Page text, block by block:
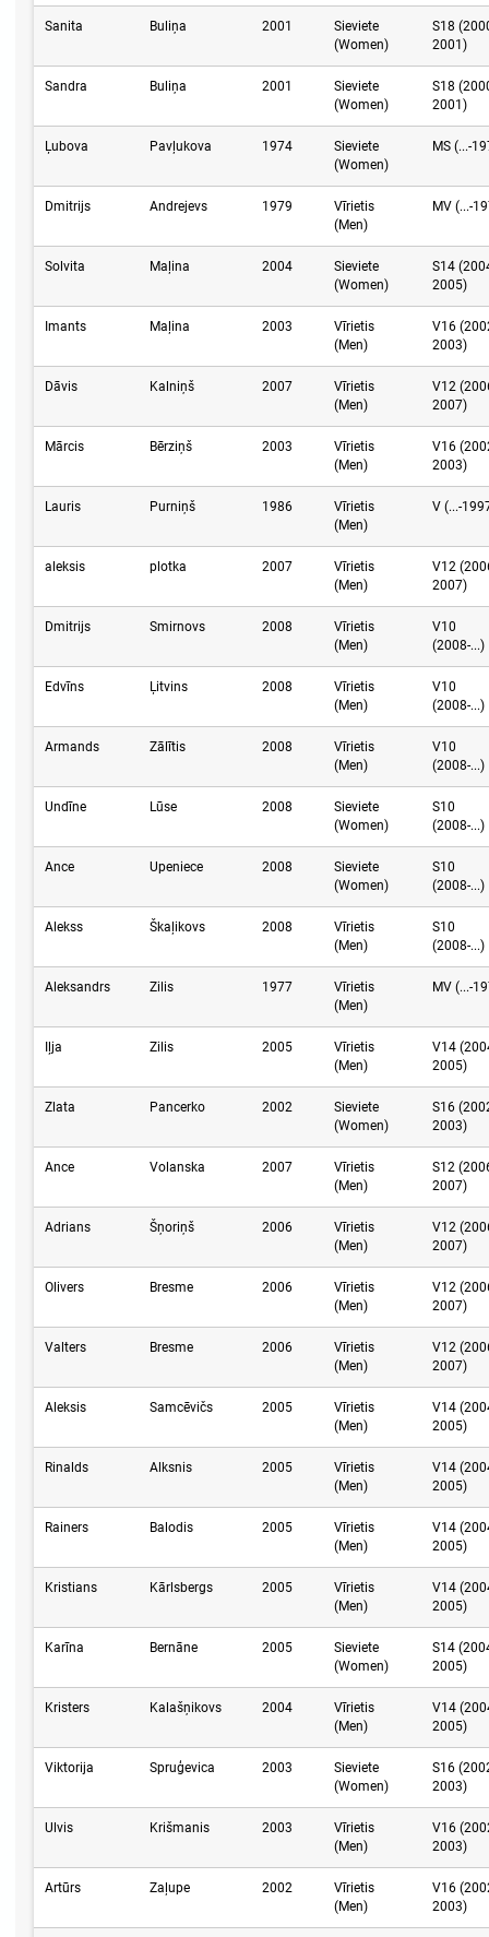
Sanita Buliņa 2001
Sieviete
(Women)
S18
2001)
Sandra Buliņa 2001
Sieviete
(Women)
S18
2001)
Ļubova Pavļukova 1974
Sieviete
(Women)
MS (...-
Dmitrijs Andrejevs 1979
Vīrietis
(Men)
MV (...-
Solvita Maļina 2004
Sieviete
(Women)
S14
2005)
Imants Maļina 2003
Vīrietis
(Men)
V16
2003)
Dāvis Kalniņš 2007
Vīrietis
(Men)
V12
2007)
Mārcis Bērziņš 2003
Vīrietis
(Men)
V16
2003)
Lauris Purniņš 1986
Vīrietis
(Men)
V (...-
aleksis plotka 2007
Vīrietis
(Men)
V12
2007)
Dmitrijs Smirnovs 2008
Vīrietis
(Men)
V10
(2008-...)
Edvīns Ļitvins 2008
Vīrietis
(Men)
V10
(2008-...)
Armands Zālītis 2008
Vīrietis
(Men)
V10
(2008-...)
Undīne Lūse 2008
Sieviete
(Women)
S10
(2008-...)
Ance Upeniece 2008
Sieviete
(Women)
S10
(2008-...)
Alekss Škaļikovs 2008
Vīrietis
(Men)
S10
(2008-...)
Aleksandrs Zilis 1977
Vīrietis
(Men)
MV (...-
Iļja Zilis 2005
Vīrietis
(Men)
V14
2005)
Zlata Pancerko 2002
Sieviete
(Women)
S16
2003)
Ance Volanska 2007
Vīrietis
(Men)
S12
2007)
Adrians Šņoriņš 2006
Vīrietis
(Men)
V12
2007)
Olivers Bresme 2006
Vīrietis
(Men)
V12
2007)
Valters Bresme 2006
Vīrietis
(Men)
V12
2007)
Aleksis Samcēvičs 2005
Vīrietis
(Men)
V14
2005)
Rinalds Alksnis 2005
Vīrietis
(Men)
V14
2005)
Rainers Balodis 2005
Vīrietis
(Men)
V14
2005)
Kristians Kārlsbergs 2005
Vīrietis
(Men)
V14
2005)
Karīna Bernāne 2005
Sieviete
(Women)
S14
2005)
Kristers Kalašņikovs 2004
Vīrietis
(Men)
V14
2005)
Viktorija Spruģevica 2003
Sieviete
(Women)
S16
2003)
Ulvis Krišmanis 2003
Vīrietis
(Men)
V16
2003)
Artūrs Zaļupe 2002
Vīrietis
(Men)
V16
2003)